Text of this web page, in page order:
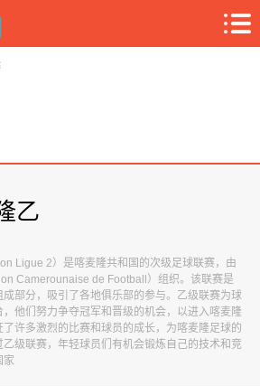
乙
Ligue 2）是喀麦隆共和国的次级足球联赛，由
Camerounaise de Football）组织。该联赛是
部分，吸引了各地俱乐部的参与。乙级联赛为球
他们努力争夺冠军和晋级的机会，以进入喀麦隆
许多激烈的比赛和球员的成长，为喀麦隆足球的
级联赛，年轻球员们有机会锻炼自己的技术和竞
家